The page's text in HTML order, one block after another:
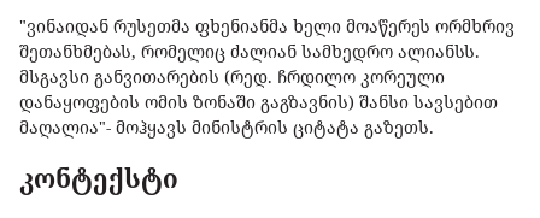
"ვინაიდან რუსეთმა ფხენიანმა ხელი მოაწერეს ორმხრივ
შეთანხმებას, რომელიც ძალიან სამხედრო ალიანსს.
მსგავსი განვითარების (რედ. ჩრდილო კორეული
დანაყოფების ომის ზონაში გაგზავნის) შანსი სავსებით
მაღალია"- მოჰყავს მინისტრის ციტატა გაზეთს.
კონტექსტი